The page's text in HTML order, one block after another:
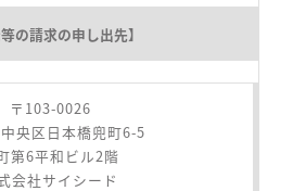
等の請求の申し出先】
〒103-0026
央区日本橋兜町6-5
第6平和ビル2階
会社サイシード